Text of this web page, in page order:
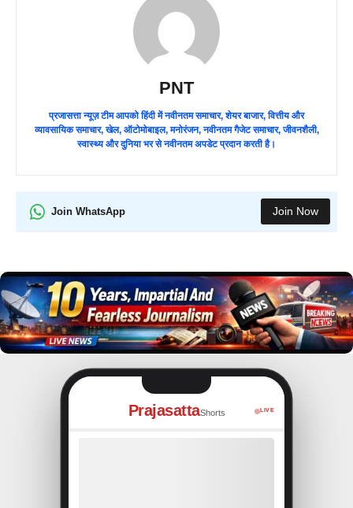
PNT
प्रजासत्ता न्यूज़ टीम आपको हिंदी में नवीनतम समाचार, शेयर बाजार, वित्तीय और
व्यावसायिक समाचार, खेल, ऑटोमोबाइल, मनोरंजन, नवीनतम गैजेट समाचार, जीवनशैली,
स्वास्थ्य और दुनिया भर से नवीनतम अपडेट प्रदान करती है।
Join WhatsApp Join Now
PrajasattaShorts LIVE